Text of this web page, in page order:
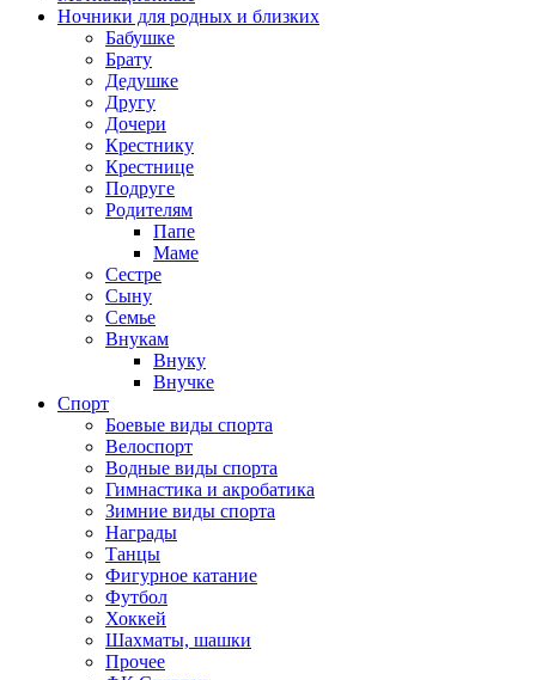
Ночники для родных и близких
Бабушке
Брату
Дедушке
Другу
Дочери
Крестнику
Крестнице
Подруге
Родителям
Папе
Маме
Сестре
Сыну
Семье
Внукам
Внуку
Внучке
Спорт
Боевые виды спорта
Велоспорт
Водные виды спорта
Гимнастика и акробатика
Зимние виды спорта
Награды
Танцы
Фигурное катание
Футбол
Хоккей
Шахматы, шашки
Прочее